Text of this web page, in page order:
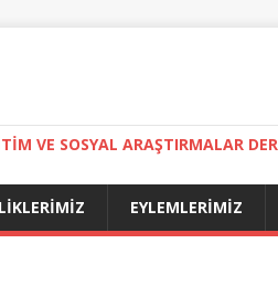
VE SOSYAL ARAŞTIRMALAR
EYLEMLERIMIZ